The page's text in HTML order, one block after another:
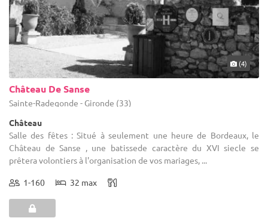
(4)
Château De Sanse
Sainte-Radegonde - Gironde (33)
Château
Salle des fêtes : Situé à seulement une heure de Bordeaux, le
Château de Sanse , une batissede caractère du XVI siecle se
prêtera volontiers à l'organisation de vos mariages, ...
1-160 32 max